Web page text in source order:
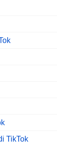
TikTok